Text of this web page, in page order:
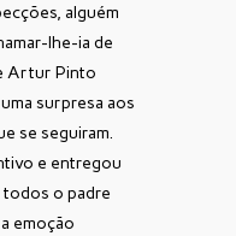
alguém
lhe-ia de
Artur Pinto
surpresa aos
se seguiram.
e entregou
todos o padre
emoção